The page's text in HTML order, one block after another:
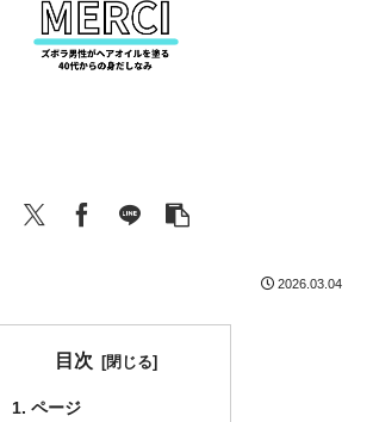
2026.03.04
目次
ページ